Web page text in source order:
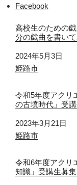
Facebook
高校生のための
分の戯曲を書いて
日付
2024年5月3日
関連理由
姫路市
令和5年度アク
の古墳時代」受
日付
2023年3月21日
関連理由
姫路市
令和6年度アクリ
知識」受講生募集